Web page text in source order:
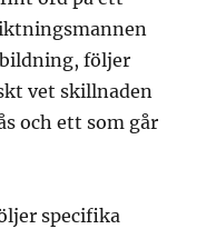
följer
vet skillnaden
och ett som går
specifika